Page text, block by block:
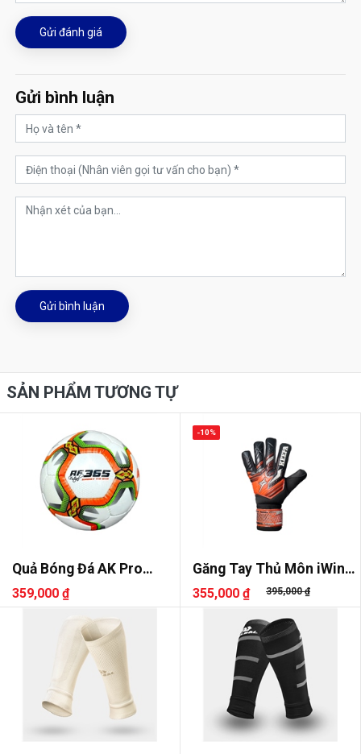
Gửi đánh giá
Gửi bình luận
Gửi bình luận
SẢN PHẨM TƯƠNG TỰ
Quả Bóng Đá AK Pro
Futsal AF365
359,000 ₫
Găng Tay Thủ Môn iWin
Keepa Flash
355,000 ₫ 395,000 ₫
-10%